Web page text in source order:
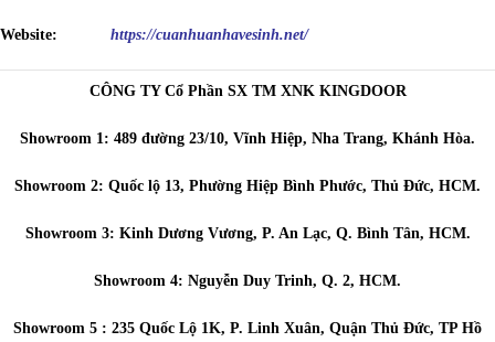
Website: https://cuanhuanhavesinh.net/
CÔNG TY Cổ Phần SX TM XNK KINGDOOR
Showroom 1: 489 đường 23/10, Vĩnh Hiệp, Nha Trang, Khánh Hòa.
Showroom 2: Quốc lộ 13, Phường Hiệp Bình Phước, Thủ Đức, HCM.
Showroom 3: Kinh Dương Vương, P. An Lạc, Q. Bình Tân, HCM.
Showroom 4: Nguyễn Duy Trinh, Q. 2, HCM.
Showroom 5 : 235 Quốc Lộ 1K, P. Linh Xuân, Quận Thủ Đức, TP Hồ